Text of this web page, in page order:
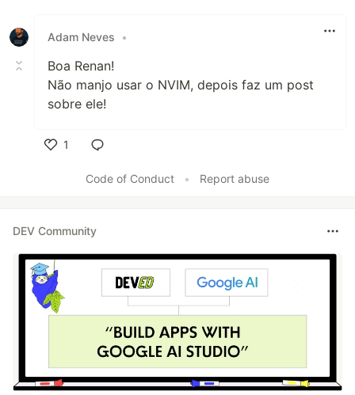
Adam Neves •
Boa Renan!
Não manjo usar o NVIM, depois faz um post
sobre ele!
1
Code of Conduct
• Report abuse
DEV Community